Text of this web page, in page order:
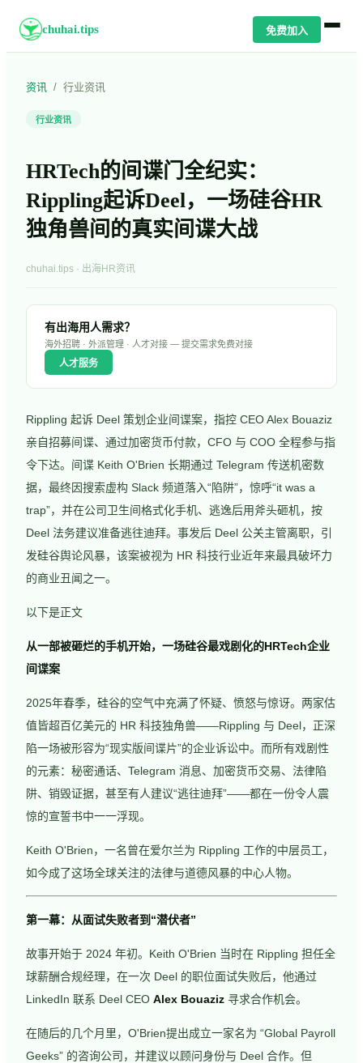
chuhai.tips 免费加入
资讯 / 行业资讯
行业资讯
HRTech的间谍门全纪实：
Rippling起诉Deel，一场硅谷HR
独角兽间的真实间谍大战
chuhai.tips · 出海HR资讯
有出海用人需求？
海外招聘 · 外派管理 · 人才对接 — 提交需求免费对接
人才服务
Rippling 起诉 Deel 策划企业间谍案，指控 CEO Alex Bouaziz
亲自招募间谍、通过加密货币付款，CFO 与 COO 全程参与指
令下达。间谍 Keith O'Brien 长期通过 Telegram 传送机密数
据，最终因搜索虚构 Slack 频道落入“陷阱”，惊呼“it was a
trap”，并在公司卫生间格式化手机、逃逸后用斧头砸机，按
Deel 法务建议准备逃往迪拜。事发后 Deel 公关主管离职，引
发硅谷舆论风暴，该案被视为 HR 科技行业近年来最具破坏力
的商业丑闻之一。
以下是正文
从一部被砸烂的手机开始，一场硅谷最戏剧化的HRTech企业
间谍案
2025年春季，硅谷的空气中充满了怀疑、愤怒与惊讶。两家估
值皆超百亿美元的 HR 科技独角兽——Rippling 与 Deel，正深
陷一场被形容为“现实版间谍片”的企业诉讼中。而所有戏剧性
的元素：秘密通话、Telegram 消息、加密货币交易、法律陷
阱、销毁证据，甚至有人建议“逃往迪拜”——都在一份令人震
惊的宣誓书中一一浮现。
Keith O'Brien，一名曾在爱尔兰为 Rippling 工作的中层员工，
如今成了这场全球关注的法律与道德风暴的中心人物。
第一幕：从面试失败者到“潜伏者”
故事开始于 2024 年初。Keith O'Brien 当时在 Rippling 担任全
球薪酬合规经理，在一次 Deel 的职位面试失败后，他通过
LinkedIn 联系 Deel CEO Alex Bouaziz 寻求合作机会。
在随后的几个月里，O'Brien提出成立一家名为 “Global Payroll
Geeks” 的咨询公司，并建议以顾问身份与 Deel 合作。但